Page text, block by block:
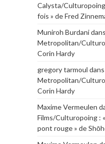
Calysta/
fois » de Fred
Muniroh Burdanidans
Metropolitan/
Corin Hardy
gregory tarmoul dans
Metropolitan/
Corin Hardy
Maxime Vermeulen
Films/Culturopoing :
pont rouge » de